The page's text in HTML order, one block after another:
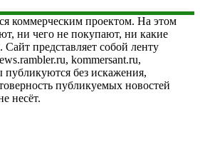
коммерческим проектом. На этом
ни чего не покупают, ни какие
представляет собой ленту
kommersant.ru,
без искажения,
публикуемых новостей
несёт.